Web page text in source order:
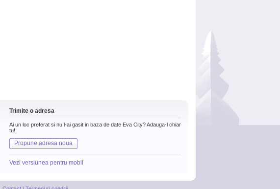
Trimite o adresa
Ai un loc preferat si nu l-ai gasit in baza de date Eva City? Adauga-l chiar
tu!
Propune adresa noua
Vezi versiunea pentru mobil